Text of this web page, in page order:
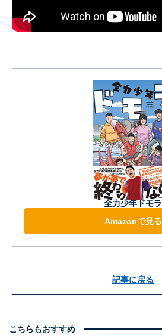
全力少年ドモラ
Amazonで見る
記事に戻る
こちらもおすすめ